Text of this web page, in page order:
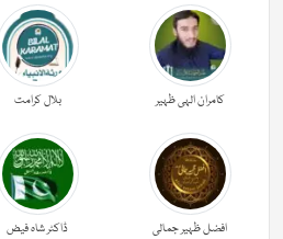
کامران الہی ظہیر بلال کرامت
افضل ظہیر جمالی ڈاکٹر شاہ فیض